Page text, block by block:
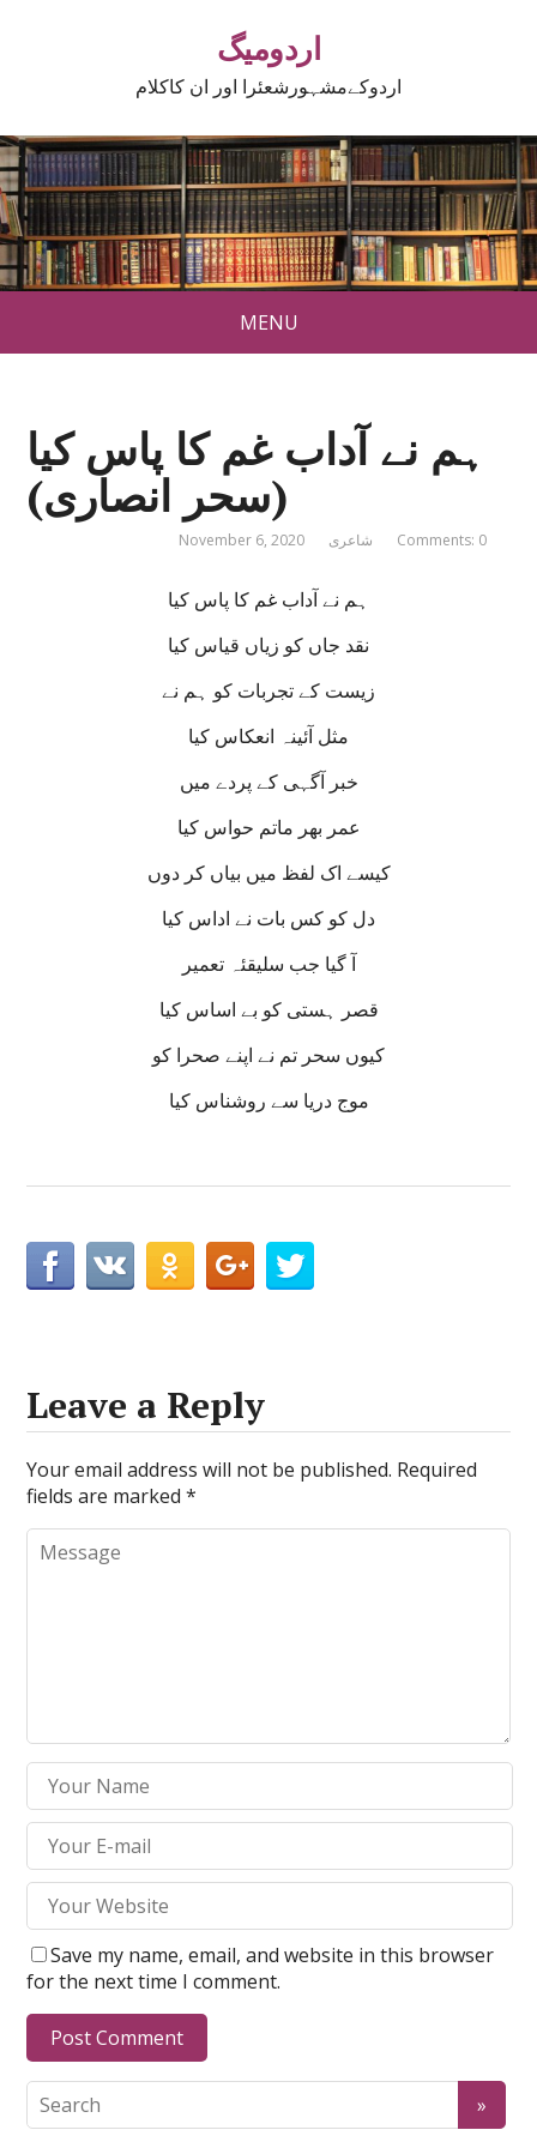
اردومیگ
اردوکےمشہورشعئرا اور ان کاکلام
MENU
ہم نے آداب غم کا پاس کیا
(سحر انصاری)
November 6, 2020 شاعری Comments: 0
ہم نے آداب غم کا پاس کیا
نقد جاں کو زیاں قیاس کیا
زیست کے تجربات کو ہم نے
مثل آئینہ انعکاس کیا
خبر آگہی کے پردے میں
عمر بھر ماتم حواس کیا
کیسے اک لفظ میں بیاں کر دوں
دل کو کس بات نے اداس کیا
آ گیا جب سلیقئہ تعمیر
قصر ہستی کو بے اساس کیا
کیوں سحر تم نے اپنے صحرا کو
موج دریا سے روشناس کیا
Leave a Reply
Your email address will not be published. Required
fields are marked*
Save my name, email, and website in this browser
for the next time I comment.